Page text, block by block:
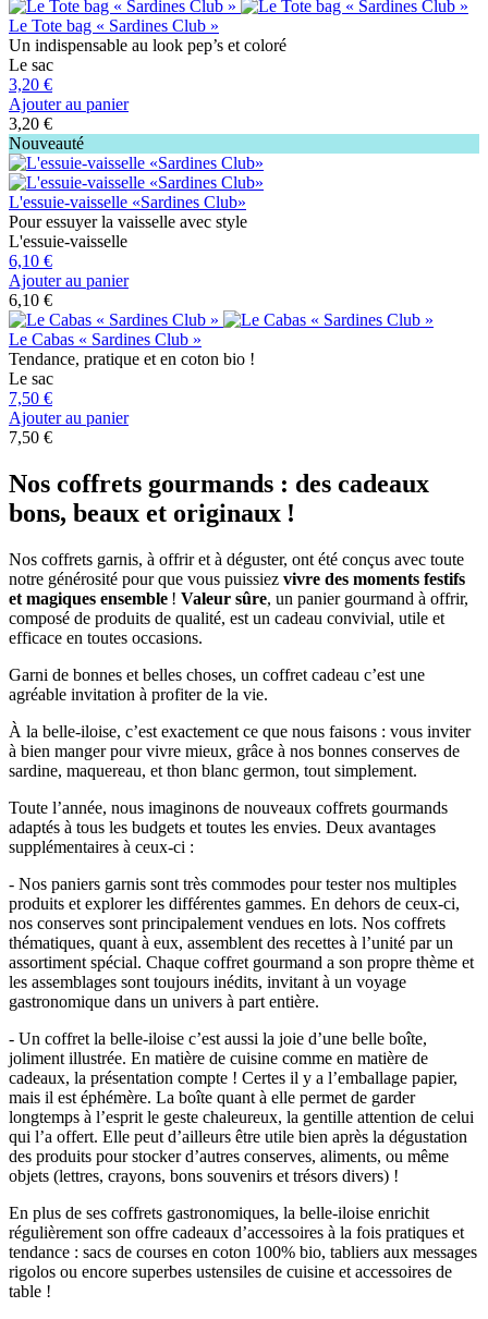
Le Tote bag « Sardines Club »
Un indispensable au look pep’s et coloré
Le sac
3,20 €
Ajouter au panier
3,20 €
Nouveauté
L'essuie-vaisselle «Sardines Club»
Pour essuyer la vaisselle avec style
L'essuie-vaisselle
6,10 €
Ajouter au panier
6,10 €
Le Cabas « Sardines Club »
Tendance, pratique et en coton bio !
Le sac
7,50 €
Ajouter au panier
7,50 €
Nos coffrets gourmands : des cadeaux
bons, beaux et originaux !
Nos coffrets garnis, à offrir et à déguster, ont été conçus avec toute
notre générosité pour que vous puissiez vivre des moments festifs
et magiques ensemble ! Valeur sûre, un panier gourmand à offrir,
composé de produits de qualité, est un cadeau convivial, utile et
efficace en toutes occasions.
Garni de bonnes et belles choses, un coffret cadeau c’est une
agréable invitation à profiter de la vie.
À la belle-iloise, c’est exactement ce que nous faisons : vous inviter
à bien manger pour vivre mieux, grâce à nos bonnes conserves de
sardine, maquereau, et thon blanc germon, tout simplement.
Toute l’année, nous imaginons de nouveaux coffrets gourmands
adaptés à tous les budgets et toutes les envies. Deux avantages
supplémentaires à ceux-ci :
- Nos paniers garnis sont très commodes pour tester nos multiples
produits et explorer les différentes gammes. En dehors de ceux-ci,
nos conserves sont principalement vendues en lots. Nos coffrets
thématiques, quant à eux, assemblent des recettes à l’unité par un
assortiment spécial. Chaque coffret gourmand a son propre thème et
les assemblages sont toujours inédits, invitant à un voyage
gastronomique dans un univers à part entière.
- Un coffret la belle-iloise c’est aussi la joie d’une belle boîte,
joliment illustrée. En matière de cuisine comme en matière de
cadeaux, la présentation compte ! Certes il y a l’emballage papier,
mais il est éphémère. La boîte quant à elle permet de garder
longtemps à l’esprit le geste chaleureux, la gentille attention de celui
qui l’a offert. Elle peut d’ailleurs être utile bien après la dégustation
des produits pour stocker d’autres conserves, aliments, ou même
objets (lettres, crayons, bons souvenirs et trésors divers) !
En plus de ses coffrets gastronomiques, la belle-iloise enrichit
régulièrement son offre cadeaux d’accessoires à la fois pratiques et
tendance : sacs de courses en coton 100% bio, tabliers aux messages
rigolos ou encore superbes ustensiles de cuisine et accessoires de
table !